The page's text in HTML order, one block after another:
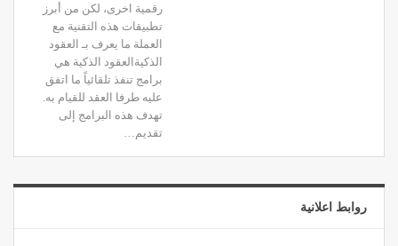
رقمية اخرى، لكن من أبرز
تطبيقات هذه التقنية مع
العملة ما يعرف بـ العقود
الذكيةالعقود الذكية هي
برامج تنفذ تلقائياً ما اتفق
عليه طرفا العقد للقيام به.
تهدف هذه البرامج إلى
تقديم…
روابط اعلانية